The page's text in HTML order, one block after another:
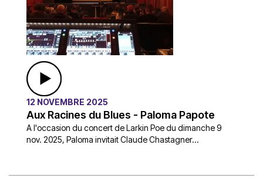
12 NOVEMBRE 2025
Aux Racines du Blues - Paloma Papote
A l'occasion du concert de Larkin Poe du dimanche 9
nov. 2025, Paloma invitait Claude Chastagner...